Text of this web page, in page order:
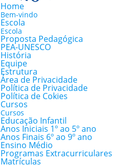
Home
Bem-vindo
Escola
Escola
Proposta Pedagógica
PEA-UNESCO
História
Equipe
Estrutura
Área de Privacidade
Política de Privacidade
Política de Cokies
Cursos
Cursos
Educação Infantil
Anos Iniciais 1º ao 5º ano
Anos Finais 6º ao 9º ano
Ensino Médio
Programas Extracurriculares
Matrículas